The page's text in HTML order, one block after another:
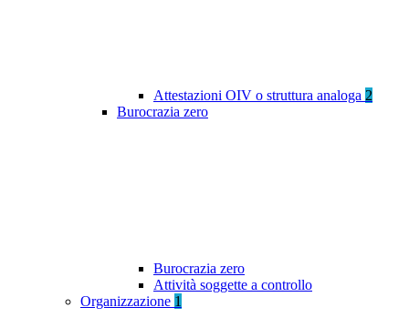
Attestazioni OIV o struttura analoga 2
Burocrazia zero
Burocrazia zero
Attività soggette a controllo
Organizzazione 1